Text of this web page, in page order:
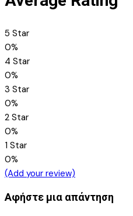
5 Star
0%
4 Star
0%
3 Star
0%
2 Star
0%
1 Star
0%
(Add your review)
Αφήστε μια απάντηση